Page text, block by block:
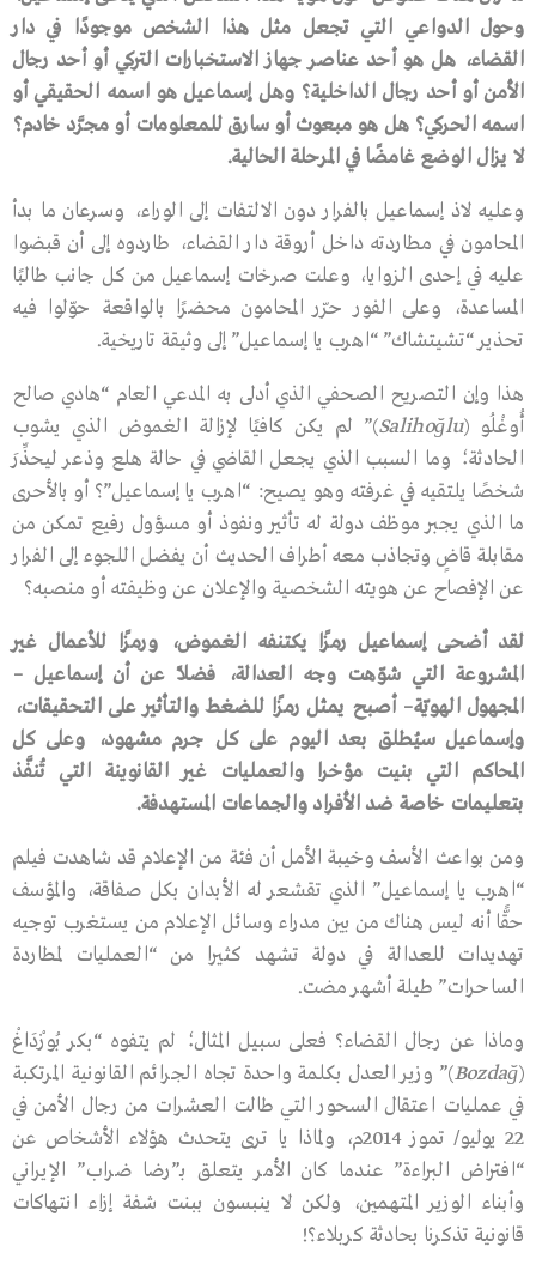
وحول الدواعي التي تجعل مثل هذا الشخص موجودًا في دار
القضاء، هل هو أحد عناصر جهاز الاستخبارات التركي أو أحد رجال
الأمن أو أحد رجال الداخلية؟ وهل إسماعيل هو اسمه الحقيقي أو
اسمه الحركي؟ هل هو مبعوث أو سارق للمعلومات أو مجرَّد خادم؟
لا يزال الوضع غامضًا في المرحلة الحالية.
وعليه لاذ إسماعيل بالفرار دون الالتفات إلى الوراء، وسرعان ما بدأ
المحامون في مطاردته داخل أروقة دار القضاء، طاردوه إلى أن قبضوا
عليه في إحدى الزوايا، وعلت صرخات إسماعيل من كل جانب طالبًا
المساعدة، وعلى الفور حرّر المحامون محضرًا بالواقعة حوّلوا فيه
تحذير “تشيتشاك” “اهرب يا إسماعيل” إلى وثيقة تاريخية.
هذا وإن التصريح الصحفي الذي أدلى به المدعي العام “هادي صالح
أُوغْلُو (Salihoğlu)” لم يكن كافيًا لإزالة الغموض الذي يشوب
الحادثة؛ وما السبب الذي يجعل القاضي في حالة هلع وذعر ليحذِّرَ
شخصًا يلتقيه في غرفته وهو يصيح: “اهرب يا إسماعيل”؟ أو بالأحرى
ما الذي يجبر موظف دولة له تأثير ونفوذ أو مسؤول رفيع تمكن من
مقابلة قاضٍ وتجاذب معه أطراف الحديث أن يفضل اللجوء إلى الفرار
عن الإفصاح عن هويته الشخصية والإعلان عن وظيفته أو منصبه؟
لقد أضحى إسماعيل رمزًا يكتنفه الغموض، ورمزًا للأعمال غير
المشروعة التي شوّهت وجه العدالة، فضلًا عن أن إسماعيل –
المجهول الهويّة–أصبح يمثل رمزًا للضغط والتأثير على التحقيقات،
وإسماعيل سيُطلق بعد اليوم على كل جرم مشهود، وعلى كل
المحاكم التي بنيت مؤخرا والعمليات غير القانوينة التي تُنفَّذ
بتعليمات خاصة ضد الأفراد والجماعات المستهدفة.
ومن بواعث الأسف وخيبة الأمل أن فئة من الإعلام قد شاهدت فيلم
“اهرب يا إسماعيل” الذي تقشعر له الأبدان بكل صفاقة، والمؤسف
حقًّا أنه ليس هناك من بين مدراء وسائل الإعلام من يستغرب توجيه
تهديدات للعدالة في دولة تشهد كثيرا من “العمليات لمطاردة
الساحرات” طيلة أشهر مضت.
وماذا عن رجال القضاء؟ فعلى سبيل المثال؛ لم يتفوه “بكر بُوزْدَاغْ
(
Bozdağ)” وزير العدل بكلمة واحدة تجاه الجرائم القانونية المرتكبة
في عمليات اعتقال السحور التي طالت العشرات من رجال الأمن في
22 يوليو/ تموز 2014م، ولماذا يا ترى يتحدث هؤلاء الأشخاص عن
“افتراض البراءة” عندما كان الأمر يتعلق بـ”رضا ضراب” الإيراني
وأبناء الوزير المتهمين، ولكن لا ينبسون ببنت شفة إزاء انتهاكات
قانونية تذكرنا بحادثة كربلاء؟!